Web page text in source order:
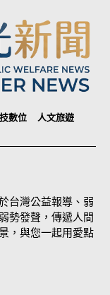
數位
人文旅遊
台灣公益報導、弱
勢發聲，傳遞人間
，與您一起用愛點